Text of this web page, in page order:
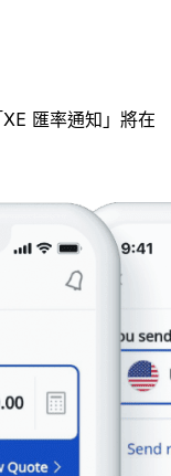
匯率通知」將在